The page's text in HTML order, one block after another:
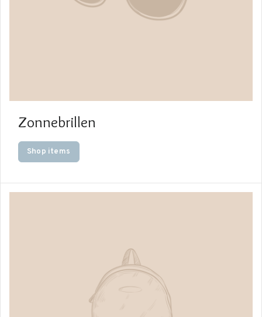
Zonnebrillen
Shop items